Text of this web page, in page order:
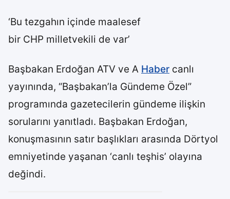
‘Bu tezgahın içinde maalesef
bir CHP milletvekili de var’
Başbakan Erdoğan ATV ve A Haber canlı
yayınında, “Başbakan’la Gündeme Özel”
programında gazetecilerin gündeme ilişkin
sorularını yanıtladı. Başbakan Erdoğan,
konuşmasının satır başlıkları arasında Dörtyol
emniyetinde yaşanan ‘canlı teşhis’ olayına
değindi.